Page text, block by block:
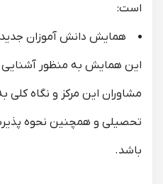
است:
همایش دانش آموزان
این همایش به منظور آشنایی
مشاوران این مرکز و نگاه کلی
تحصیلی و همچنین نحوه
باشد.